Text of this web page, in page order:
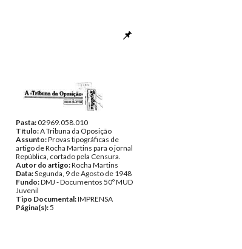
Pasta:02969.058.010
Título:A Tribuna da Oposição
Assunto:Provas tipográficas de
artigo de Rocha Martins para o jornal
República, cortado pela Censura.
Autor do artigo:Rocha Martins
Data:Segunda, 9 de Agosto de 1948
Fundo:DMJ - Documentos 50º MUD
Juvenil
Tipo Documental:IMPRENSA
Página(s):5